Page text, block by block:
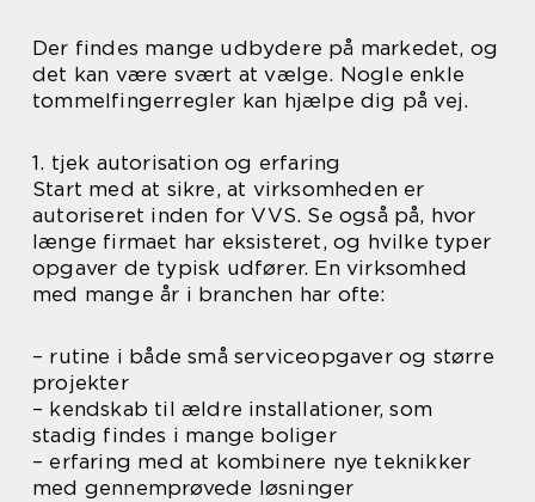
Der findes mange udbydere på markedet, og
det kan være svært at vælge. Nogle enkle
tommelfingerregler kan hjælpe dig på vej.
1. tjek autorisation og erfaring
Start med at sikre, at virksomheden er
autoriseret inden for VVS. Se også på, hvor
længe firmaet har eksisteret, og hvilke typer
opgaver de typisk udfører. En virksomhed
med mange år i branchen har ofte:
– rutine i både små serviceopgaver og større
projekter
– kendskab til ældre installationer, som
stadig findes i mange boliger
– erfaring med at kombinere nye teknikker
med gennemprøvede løsninger